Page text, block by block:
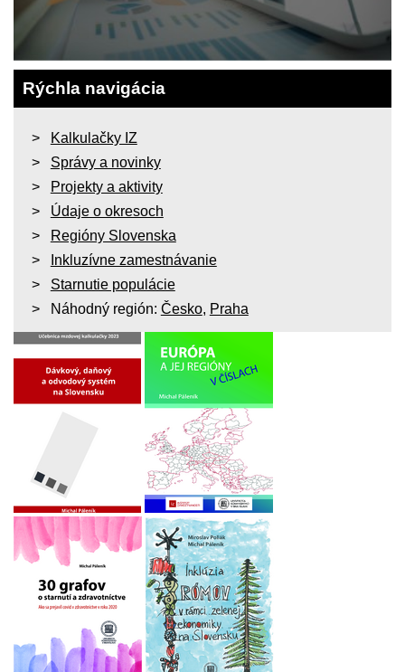
Rýchla navigácia
Kalkulačky IZ
Správy a novinky
Projekty a aktivity
Údaje o okresoch
Regióny Slovenska
Inkluzívne zamestnávanie
Starnutie populácie
Náhodný región: Česko, Praha